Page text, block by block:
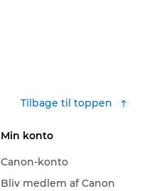
Tilbage til toppen
Min konto
Canon-konto
Bliv medlem af Canon